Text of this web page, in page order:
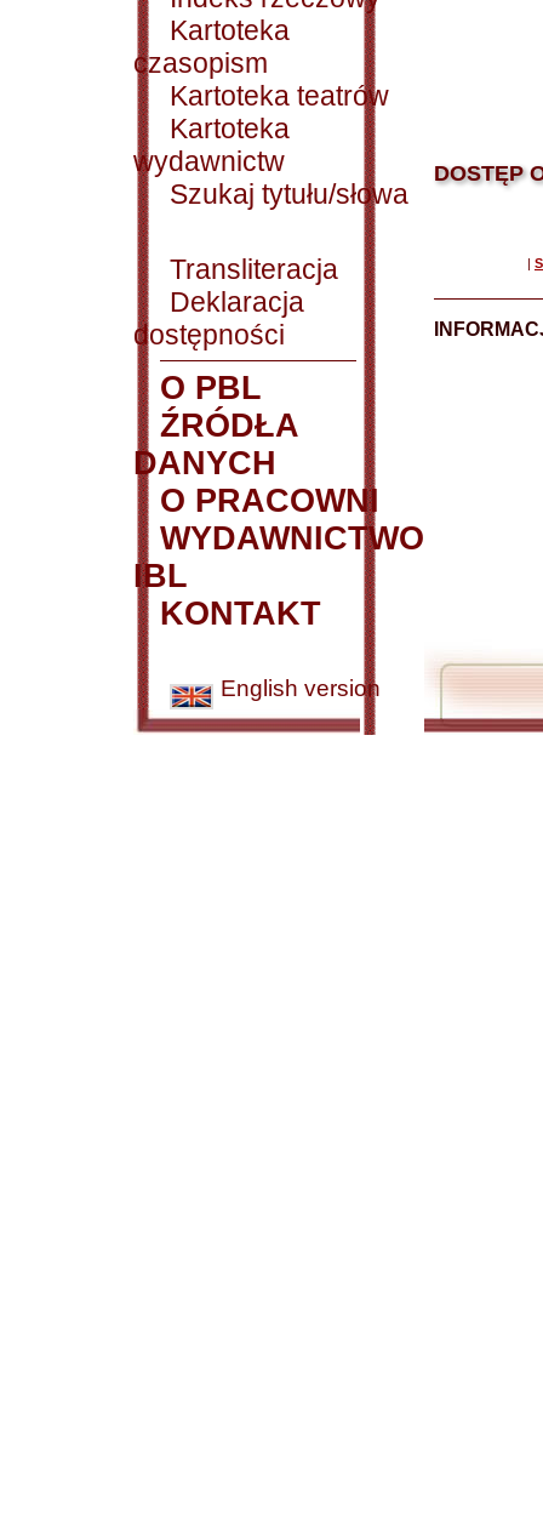
Kartoteka
czasopism
Kartoteka teatrów
Kartoteka
wydawnictw
Szukaj tytułu/słowa
Transliteracja
Deklaracja
dostępności
O PBL
ŹRÓDŁA
DANYCH
O PRACOWNI
WYDAWNICTWO
IBL
KONTAKT
English version
DOSTĘP
|